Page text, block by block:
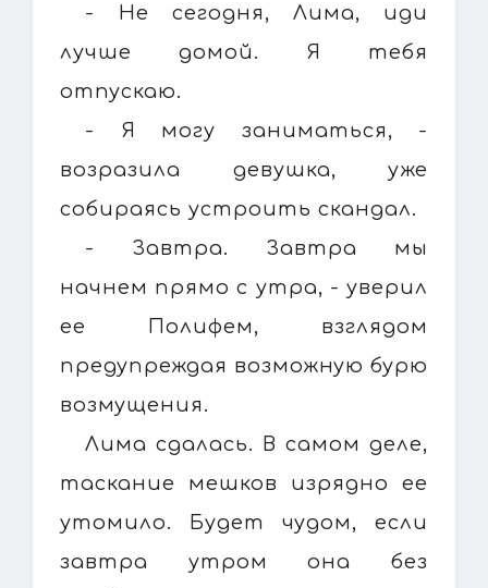
- Не сегодня, Лима, иди
лучше домой. Я тебя
отпускаю.
- Я могу заниматься, -
возразила девушка, уже
собираясь устроить скандал.
- Завтра. Завтра мы
начнем прямо с утра, - уверил
ее Полифем, взглядом
предупреждая возможную бурю
возмущения.
Лима сдалась. В самом деле,
таскание мешков изрядно ее
утомило. Будет чудом, если
завтра утром она без